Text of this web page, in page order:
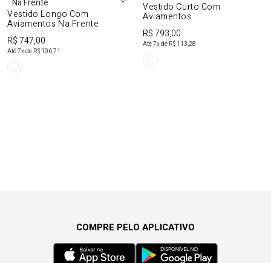
Vestido Longo Com
Aviamentos Na Frente
R$ 747,00
Até7x de R$ 106,71
Vestido Curto Com
Aviamentos
R$ 793,00
Até7x de R$ 113,28
COMPRE PELO APLICATIVO